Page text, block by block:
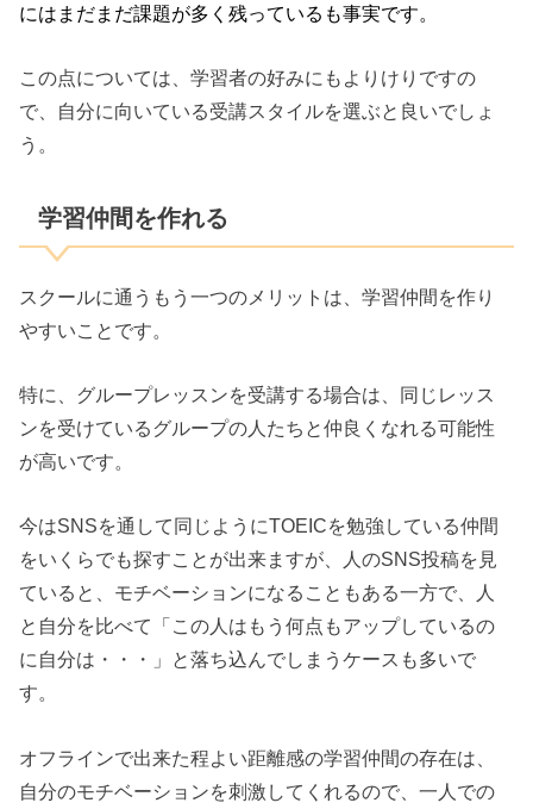
にはまだまだ課題が多く残っているも事実です。
この点については、学習者の好みにもよりけりですの
で、自分に向いている受講スタイルを選ぶと良いでしょ
う。
学習仲間を作れる
スクールに通うもう一つのメリットは、学習仲間を作り
やすいことです。
特に、グループレッスンを受講する場合は、同じレッス
ンを受けているグループの人たちと仲良くなれる可能性
が高いです。
今はSNSを通して同じようにTOEICを勉強している仲間
をいくらでも探すことが出来ますが、人のSNS投稿を見
ていると、モチベーションになることもある一方で、人
と自分を比べて「この人はもう何点もアップしているの
に自分は・・・」と落ち込んでしまうケースも多いで
す。
オフラインで出来た程よい距離感の学習仲間の存在は、
自分のモチベーションを刺激してくれるので、一人での